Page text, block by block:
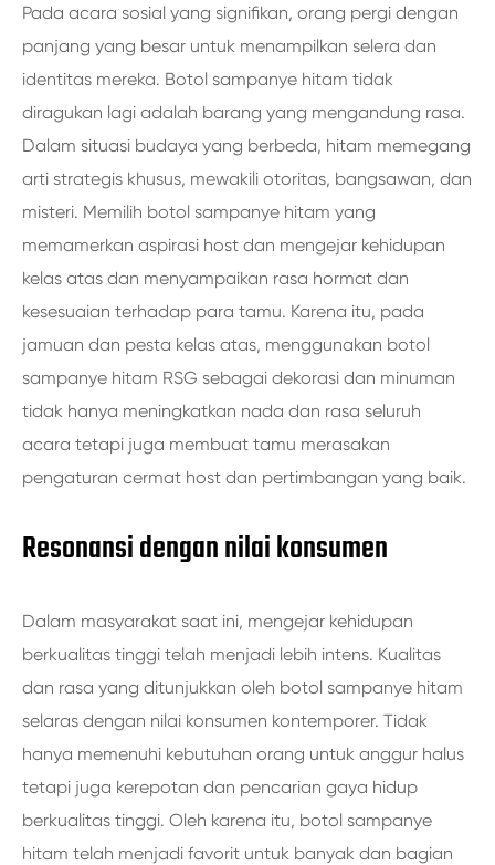
Pada acara sosial yang signifikan, orang pergi dengan
panjang yang besar untuk menampilkan selera dan
identitas mereka. Botol sampanye hitam tidak
diragukan lagi adalah barang yang mengandung rasa.
Dalam situasi budaya yang berbeda, hitam memegang
arti strategis khusus, mewakili otoritas, bangsawan, dan
misteri. Memilih botol sampanye hitam yang
memamerkan aspirasi host dan mengejar kehidupan
kelas atas dan menyampaikan rasa hormat dan
kesesuaian terhadap para tamu. Karena itu, pada
jamuan dan pesta kelas atas, menggunakan botol
sampanye hitam RSG sebagai dekorasi dan minuman
tidak hanya meningkatkan nada dan rasa seluruh
acara tetapi juga membuat tamu merasakan
pengaturan cermat host dan pertimbangan yang baik.
Resonansi dengan nilai konsumen
Dalam masyarakat saat ini, mengejar kehidupan
berkualitas tinggi telah menjadi lebih intens. Kualitas
dan rasa yang ditunjukkan oleh botol sampanye hitam
selaras dengan nilai konsumen kontemporer. Tidak
hanya memenuhi kebutuhan orang untuk anggur halus
tetapi juga kerepotan dan pencarian gaya hidup
berkualitas tinggi. Oleh karena itu, botol sampanye
hitam telah menjadi favorit untuk banyak dan bagian